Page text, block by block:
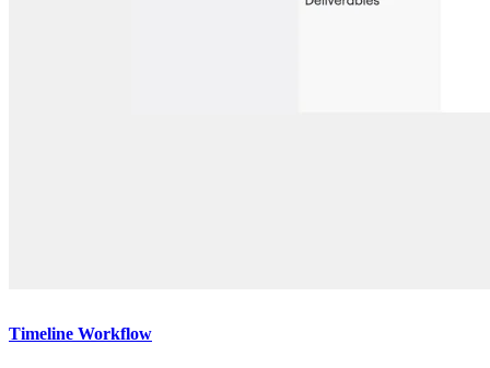
Timeline Workflow